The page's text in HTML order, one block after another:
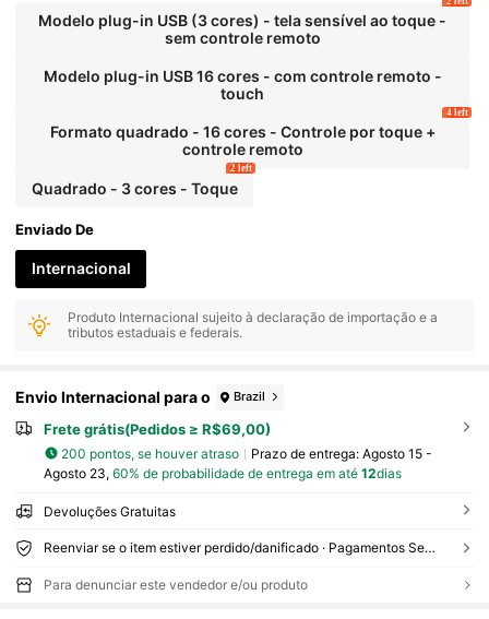
Modelo plug-in USB (3 cores) - tela sensível ao toque -
sem controle remoto
Modelo plug-in USB 16 cores - com controle remoto -
touch
Formato quadrado - 16 cores - Controle por toque +
controle remoto
4 left
Quadrado - 3 cores - Toque
2 left
Enviado De
Internacional
Produto Internacional sujeito à declaração de importação e a
tributos estaduais e federais.
Envio Internacional para o Brazil
Frete grátis(Pedidos ≥ R$69,00)
200 pontos, se houver atraso Prazo de entrega: Agosto 15 -
Agosto 23, 60% de probabilidade de entrega em até 12dias
Devoluções Gratuitas
Reenviar se o item estiver perdido/danificado · Pagamentos Seguros · Proteção de privacidade
Para denunciar este vendedor e/ou produto